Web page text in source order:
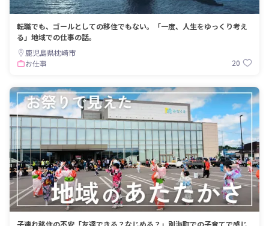
転職でも、ゴールとしての移住でもない。「一度、人生をゆっくり考え
る」地域での仕事の話。
鹿児島県枕崎市
お仕事
20
子連れ移住の不安「友達できる？なじめる？」別海町での子育てで感じ